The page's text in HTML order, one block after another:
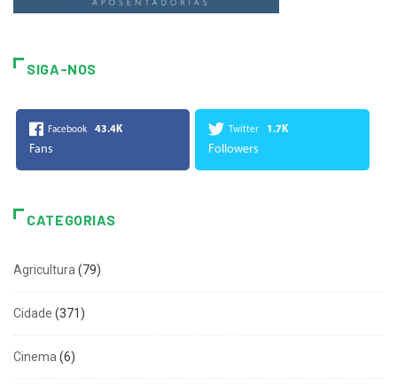
SIGA-NOS
Facebook 43.4K
Fans
Twitter 1.7K
Followers
CATEGORIAS
Agricultura (79)
Cidade (371)
Cinema (6)